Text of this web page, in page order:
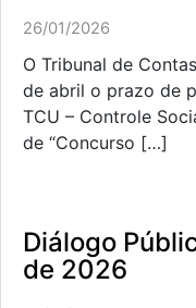
26/01/2026
O Tribunal de
de abril o prazo de
TCU – Controle
de “Concurso […]
Diálogo
de 2026